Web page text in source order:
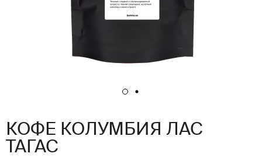
КОФЕ КОЛУМБИЯ ЛАС
ТАГАС